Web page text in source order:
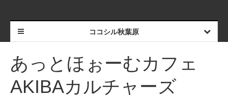
ココシル秋葉原
あっとほぉーむカフェ
AKIBAカルチャーズ